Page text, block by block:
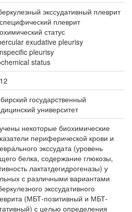
экссудативный плеврит
плеврит
статус
exudative pleurisy
pleurisy
status
государственный
университет
некоторые биохимические
периферической крови и
экссудата (уровень
белка, содержание глюкозы,
лактатдегидрогеназы) у
с различными вариантами
экссудативного
(МБТ-позитивный и МБТ-
с целью определения